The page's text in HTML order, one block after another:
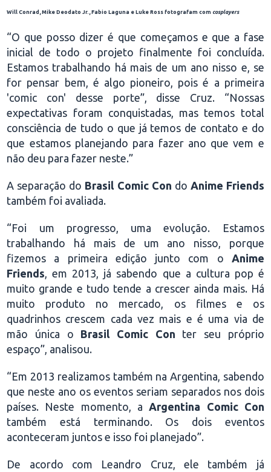
Will Conrad, Mike Deodato Jr., Fabio Laguna e Luke Ross fotografam com cosplayers
“O que posso dizer é que começamos e que a fase
inicial de todo o projeto finalmente foi concluída.
Estamos trabalhando há mais de um ano nisso e, se
for pensar bem, é algo pioneiro, pois é a primeira
'comic con' desse porte”, disse Cruz. “Nossas
expectativas foram conquistadas, mas temos total
consciência de tudo o que já temos de contato e do
que estamos planejando para fazer ano que vem e
não deu para fazer neste.”
A separação do Brasil Comic Con do Anime Friends
também foi avaliada.
“Foi um progresso, uma evolução. Estamos
trabalhando há mais de um ano nisso, porque
fizemos a primeira edição junto com o Anime
Friends, em 2013, já sabendo que a cultura pop é
muito grande e tudo tende a crescer ainda mais. Há
muito produto no mercado, os filmes e os
quadrinhos crescem cada vez mais e é uma via de
mão única o Brasil Comic Con ter seu próprio
espaço”, analisou.
“Em 2013 realizamos também na Argentina, sabendo
que neste ano os eventos seriam separados nos dois
países. Neste momento, aArgentina Comic Con
também está terminando. Os dois eventos
aconteceram juntos e isso foi planejado”.
De acordo com Leandro Cruz, ele também já